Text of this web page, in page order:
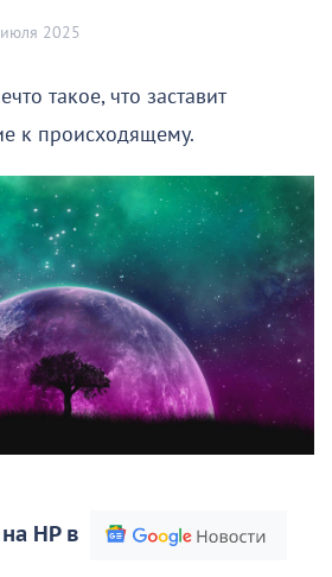
2025
такое, что заставит
к происходящему.
НР в